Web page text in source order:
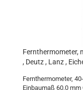
Fernthermometer,
, Deutz , Lanz ,
Fernthermometer,
Einbaumaß 60,0